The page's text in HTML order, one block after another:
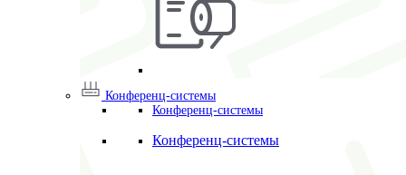
Конференц-системы
Конференц-системы
Конференц-системы